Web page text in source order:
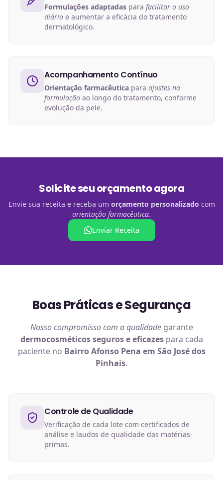
Formulações adaptadas para facilitar o uso
diário e aumentar a eficácia do tratamento
dermatológico.
Acompanhamento Contínuo
Orientação farmacêutica para ajustes na
formulação ao longo do tratamento, conforme
evolução da pele.
Solicite seu orçamento agora
Envie sua receita e receba um orçamento personalizado com
orientação farmacêutica.
Enviar Receita
Boas Práticas e Segurança
Nosso compromisso com a qualidadegarante
dermocosméticosseguros e eficazespara cada
paciente no Bairro Afonso Pena em São José dos
Pinhais.
Controle de Qualidade
Verificação de cada lote com certificados de
análise e laudos de qualidade das matérias-
primas.